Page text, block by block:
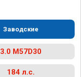
Заводские
3.0 M57D30
184 л.с.